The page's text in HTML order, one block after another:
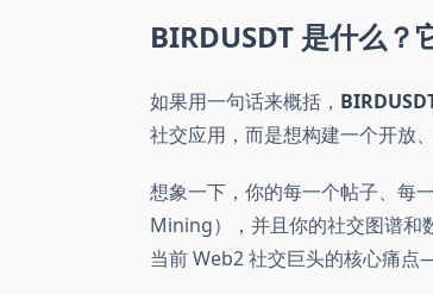
BIRDUSDT 是什么？
如果用一句话来概括，
社交应用，而是想构建一个开放
想象一下，你的每一个帖子、每
Mining），并且你的社交图谱和
当前 Web2 社交巨头的核心痛点